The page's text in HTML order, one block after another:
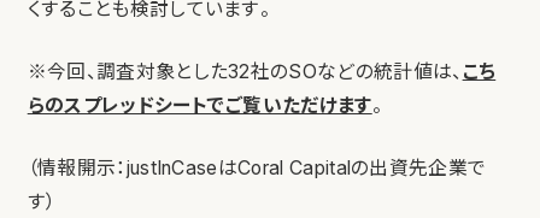
くすることも検討しています。
※今回、調査対象とした32社のSOなどの統計値は、 こち
らのスプレッドシートでご覧いただけます。
（情報開示：justInCaseはCoral Capitalの出資先企業で
す）